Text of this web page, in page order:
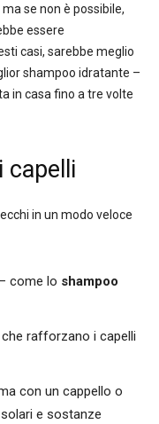
se non è possibile,
essere
casi, sarebbe meglio
shampoo idratante –
in casa fino a tre volte
capelli
in un modo veloce
come lo shampoo
rafforzano i capelli
con un cappello o
e sostanze